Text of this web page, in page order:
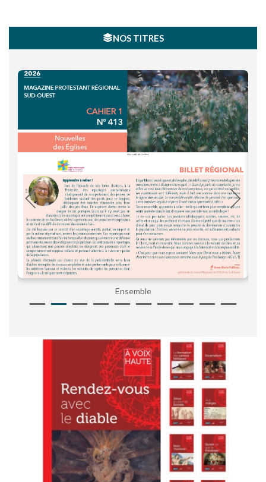
NOS TITRES
Ensemble